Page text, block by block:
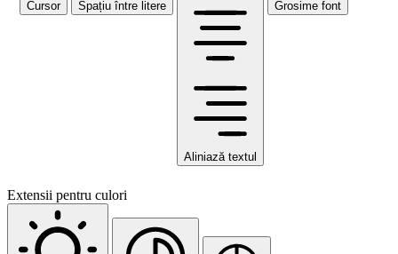
Cursor Spațiu între litere
Aliniază textul
Grosime font
Extensii pentru culori